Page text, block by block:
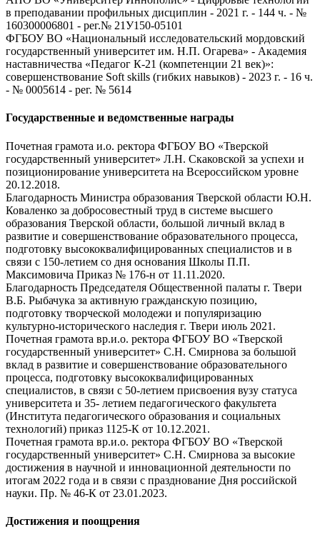
в преподавании профильных дисциплин - 2021 г. - 144 ч. - №
160300006801 - рег.№ 21У150-05101
ФГБОУ ВО «Национальный исследовательский мордовский
государственный университет им. Н.П. Огарева» - Академия
наставничества «Педагог К-21 (компетенции 21 век)»:
совершенствование Soft skills (гибких навыков) - 2023 г. - 16 ч.
- № 0005614 - рег. № 5614
Государственные и ведомственные награды
Почетная грамота и.о. ректора ФГБОУ ВО «Тверской
государственный университет» Л.Н. Скаковской за успехи и
позиционирование университета на Всероссийском уровне
20.12.2018.
Благодарность Министра образования Тверской области Ю.Н.
Коваленко за добросовестный труд в системе высшего
образования Тверской области, большой личный вклад в
развитие и совершенствование образовательного процесса,
подготовку высококвалифицированных специалистов и в
связи с 150-летием со дня основания Школы П.П.
Максимовича Приказ № 176-н от 11.11.2020.
Благодарность Председателя Общественной палаты г. Твери
В.Б. Рыбачука за активную гражданскую позицию,
подготовку творческой молодежи и популяризацию
культурно-исторического наследия г. Твери июль 2021.
Почетная грамота вр.и.о. ректора ФГБОУ ВО «Тверской
государственный университет» С.Н. Смирнова за большой
вклад в развитие и совершенствование образовательного
процесса, подготовку высококвалифицированных
специалистов, в связи с 50-летием присвоения вузу статуса
университета и 35- летием педагогического факультета
(Института педагогического образования и социальных
технологий) приказ 1125-К от 10.12.2021.
Почетная грамота вр.и.о. ректора ФГБОУ ВО «Тверской
государственный университет» С.Н. Смирнова за высокие
достижения в научной и инновационной деятельности по
итогам 2022 года и в связи с празднование Дня российской
науки. Пр. № 46-К от 23.01.2023.
Достижения и поощрения